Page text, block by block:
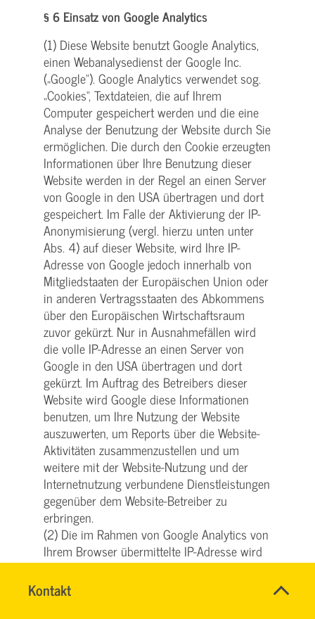
Kontakt
SVG
Name*
§ 6 Einsatz von Google Analytics
(1) Diese Website benutzt Google Analytics,
einen Webanalysedienst der Google Inc.
(„Google“). Google Analytics verwendet sog.
„Cookies“, Textdateien, die auf Ihrem
Computer gespeichert werden und die eine
Analyse der Benutzung der Website durch Sie
ermöglichen. Die durch den Cookie erzeugten
Informationen über Ihre Benutzung dieser
Website werden in der Regel an einen Server
von Google in den USA übertragen und dort
gespeichert. Im Falle der Aktivierung der IP-
Anonymisierung (vergl. hierzu unten unter
Abs. 4) auf dieser Website, wird Ihre IP-
Adresse von Google jedoch innerhalb von
Mitgliedstaaten der Europäischen Union oder
in anderen Vertragsstaaten des Abkommens
über den Europäischen Wirtschaftsraum
zuvor gekürzt. Nur in Ausnahmefällen wird
die volle IP-Adresse an einen Server von
Google in den USA übertragen und dort
gekürzt. Im Auftrag des Betreibers dieser
Website wird Google diese Informationen
benutzen, um Ihre Nutzung der Website
auszuwerten, um Reports über die Website-
Aktivitäten zusammenzustellen und um
weitere mit der Website-Nutzung und der
Internetnutzung verbundene Dienstleistungen
gegenüber dem Website-Betreiber zu
erbringen.
(2) Die im Rahmen von Google Analytics von
Ihrem Browser übermittelte IP-Adresse wird
nicht mit anderen Daten von Google
zusammengeführt.
(3) Sie können die Speicherung der Cookies